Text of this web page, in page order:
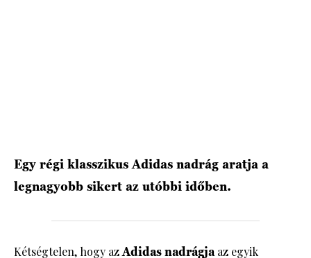
Egy régi klasszikus Adidas nadrág aratja a
legnagyobb sikert az utóbbi időben.
Kétségtelen, hogy azAdidas nadrágjaaz egyik